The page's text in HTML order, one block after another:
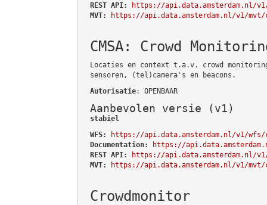
REST API:
https://api.data.amsterdam.nl/
MVT:
https://api.data.amsterdam.nl/v1/
CMSA: Crowd
Locaties en context t.a.v. crowd
sensoren, (tel)camera's en beacons.
Autorisatie: OPENBAAR
Aanbevolen versie (v1)
stabiel
WFS:
https://api.data.amsterdam.nl/v1/wfs/
Documentation:
https://
REST API:
https://api.data.amsterdam.nl/v1/
MVT:
https://api.data.amsterdam.nl/v1/mvt/
Crowdmonitor